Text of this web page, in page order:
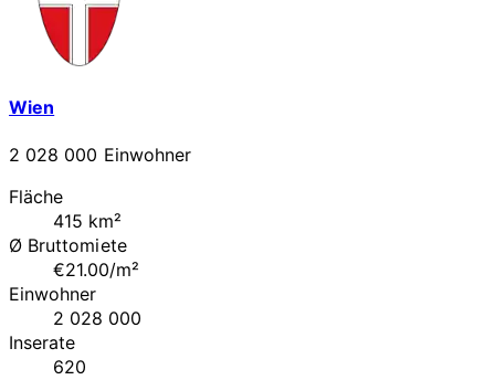
Wien
2 028 000 Einwohner
Fläche
415 km²
Ø Bruttomiete
€21.00/m²
Einwohner
2 028 000
Inserate
620